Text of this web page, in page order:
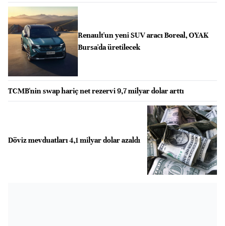
Renault'un yeni SUV aracı Boreal, OYAK
Bursa'da üretilecek
TCMB'nin swap hariç net rezervi 9,7 milyar dolar arttı
Döviz mevduatları 4,1 milyar dolar azaldı